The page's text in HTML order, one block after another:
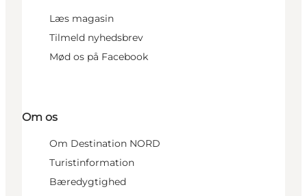
Læs magasin
Tilmeld nyhedsbrev
Mød os på Facebook
Om os
Om Destination NORD
Turistinformation
Bæredygtighed